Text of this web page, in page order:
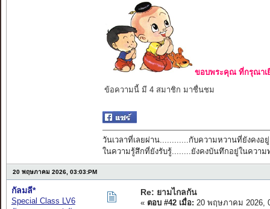
ขอบพระคุณ ที่กรุณาเ
ข้อความนี้ มี 4 สมาชิก มาชื่นชม
วันเวลาที่เลยผ่าน............กับความหวานที่ยังคงอยู่
ในความรู้สึกที่ยังรับรู้........ยังคงบันทึกอยู่ในความ
20 พฤษภาคม 2026, 03:03:PM
กัลมลี*
Special Class LV6
Re: ยามไกลกัน
« ตอบ #42 เมื่อ: 20 พฤษภาคม 2026,